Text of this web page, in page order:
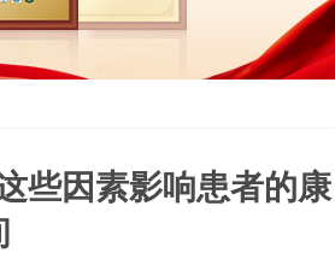
些因素影响患者的康